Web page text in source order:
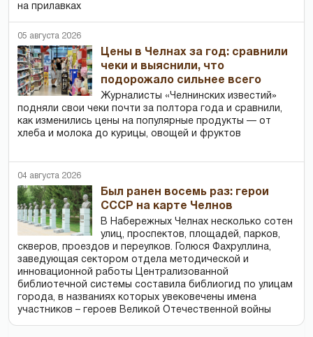
на прилавках
05 августа 2026
Цены в Челнах за год: сравнили
чеки и выяснили, что
подорожало сильнее всего
Журналисты «Челнинских известий»
подняли свои чеки почти за полтора года и сравнили,
как изменились цены на популярные продукты — от
хлеба и молока до курицы, овощей и фруктов
04 августа 2026
Был ранен восемь раз: герои
СССР на карте Челнов
В Набережных Челнах несколько сотен
улиц, проспектов, площадей, парков,
скверов, проездов и переулков. Голюся Фахруллина,
заведующая сектором отдела методической и
инновационной работы Централизованной
библиотечной системы составила библиогид по улицам
города, в названиях которых увековечены имена
участников – героев Великой Отечественной войны